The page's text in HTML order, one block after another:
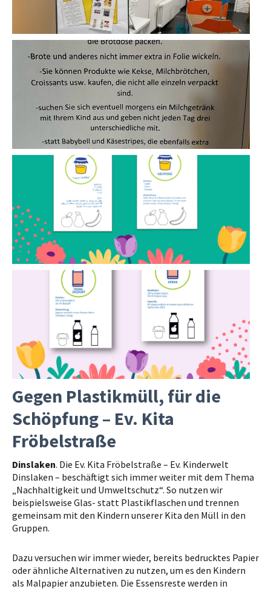
Gegen Plastikmüll, für die
Schöpfung – Ev. Kita
Fröbelstraße
Dinslaken. Die Ev. Kita Fröbelstraße – Ev. Kinderwelt
Dinslaken – beschäftigt sich immer weiter mit dem Thema
„Nachhaltigkeit und Umweltschutz“. So nutzen wir
beispielsweise Glas- statt Plastikflaschen und trennen
gemeinsam mit den Kindern unserer Kita den Müll in den
Gruppen.
Dazu versuchen wir immer wieder, bereits bedrucktes Papier
oder ähnliche Alternativen zu nutzen, um es den Kindern
als Malpapier anzubieten. Die Essensreste werden in